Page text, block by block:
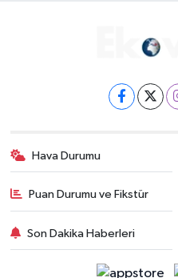
Hava Durumu
Puan Durumu ve Fikstür
Son Dakika Haberleri